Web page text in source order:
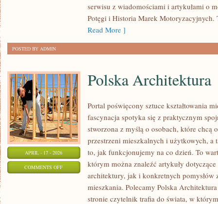
serwisu z wiadomościami i artykułami o
Potęgi i Historia Marek
Read More ]
POSTED BY ADMIN
APRIL - 17 - 2026
COMMENTS OFFON
ARCHITEKTURA
Polska Architektura
Portal poświęcony sztuce kształtowania
fascynacja spotyka się z praktycznym
stworzona z myślą o osobach, które chcą
przestrzeni mieszkalnych i użytkowych, a
to, jak funkcjonujemy na co dzień. To
którym można znaleźć artykuły
architektury, jak i konkretnych pomysłów
mieszkania. Polecamy Polska
stronie czytelnik trafia do świata, w